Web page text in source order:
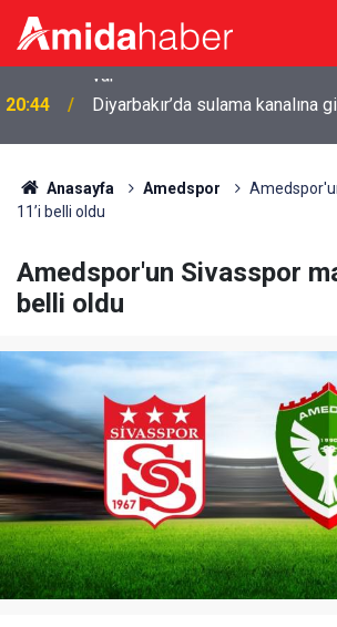
20:44 Diyarbakır’da sulama kanalına
Anasayfa Amedspor
11’i belli oldu
Amedspor'un Sivasspor
belli oldu